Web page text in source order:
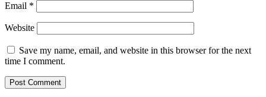
Email *
Website
Save my name, email, and website in this browser for the next
time I comment.